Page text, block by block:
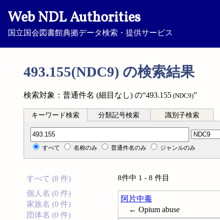
Web NDL Authorities
国立国会図書館典拠データ検索・提供サービス
493.155(NDC9) の検索結果
検索対象：普通件名 (細目なし) の“493.155 (NDC9)”
キーワード検索 分類記号検索 識別子検索
分類記号検索
すべて 名称のみ 普通件名のみ ジャンルのみ
すべて (8 件)
個人名 (0 件)
家族名 (0 件)
団体名 (0 件)
8件中 1 - 8 件目
阿片中毒
← Opium abuse